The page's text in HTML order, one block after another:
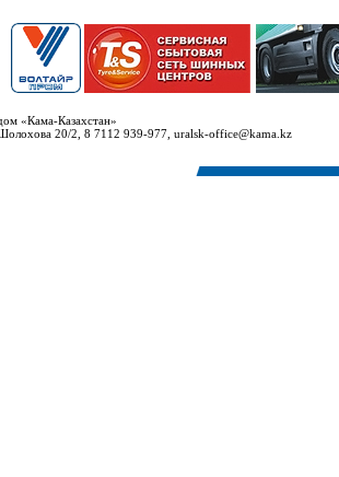
«Кама-Казахстан»
20/2, 8 7112 939-977, uralsk-office@kama.kz